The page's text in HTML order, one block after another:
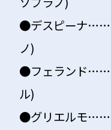
●デスピーナ
ノ)
●フェランド
ル)
●グリエルモ